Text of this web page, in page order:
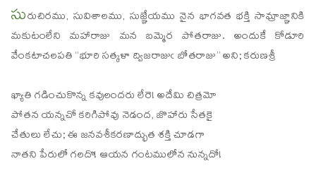
సురుచిరము, సువిశాలము, సుజ్ఞేయము నైన భాగవత భక్తి సామ్రాజ్ఞానికి
మకుటంలేని మహారాజు మన బమ్మెర పోతరాజు. అందుకే కోడూరి
వేంకటాచలపతి “భూరి సత్కళా ద్విజరాజుఁ బోతరాజు” అని; కరుణశ్రీ
ఖ్యాతి గడించుకొన్న కవులందరు లేరె! అదేమి చిత్రమో
పోతన యన్నచో కరిగిపోవు నెడంద, జొహారు సేతకై
చేతులు లేచు; ఈ జనవశీకరణాద్భుత శక్తి చూడగా
నాతని పేరులో గలదొ! ఆయన గంటములోన నున్నదో!